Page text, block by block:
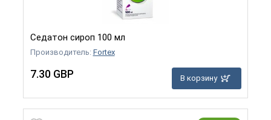
Седатон сироп 100 мл
Производитель: Fortex
7.30 GBP В корзину